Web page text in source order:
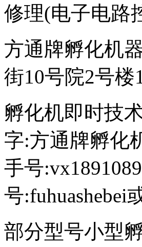
修理(电子电路
方通牌孵化机
街10号院2号楼
孵化机即时技
字:方通牌孵化
手号
号
部分型号小型